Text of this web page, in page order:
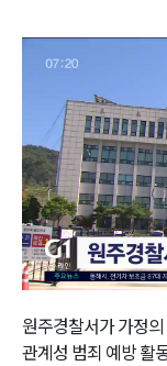
원주경찰서가 가정
관계성 범죄 예방 활